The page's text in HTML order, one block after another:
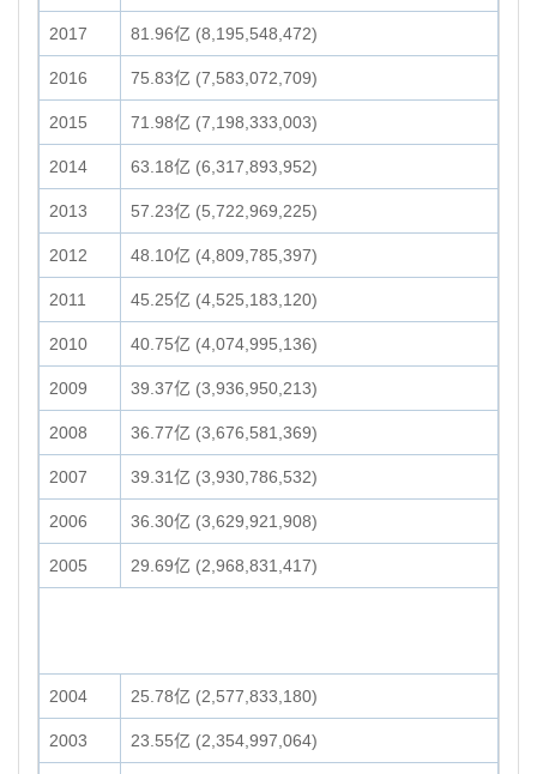
2017 81.96亿 (8,195,548,472)
2016 75.83亿 (7,583,072,709)
2015 71.98亿 (7,198,333,003)
2014 63.18亿 (6,317,893,952)
2013 57.23亿 (5,722,969,225)
2012 48.10亿 (4,809,785,397)
2011 45.25亿 (4,525,183,120)
2010 40.75亿 (4,074,995,136)
2009 39.37亿 (3,936,950,213)
2008 36.77亿 (3,676,581,369)
2007 39.31亿 (3,930,786,532)
2006 36.30亿 (3,629,921,908)
2005 29.69亿 (2,968,831,417)
2004 25.78亿 (2,577,833,180)
2003 23.55亿 (2,354,997,064)